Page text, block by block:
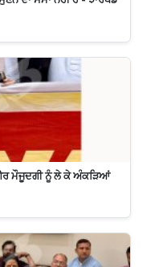
ਮੌਜੂਦਗੀ ਨੂੰ ਲੇ ਕੇ ਅੰਕੜਿਆਂ